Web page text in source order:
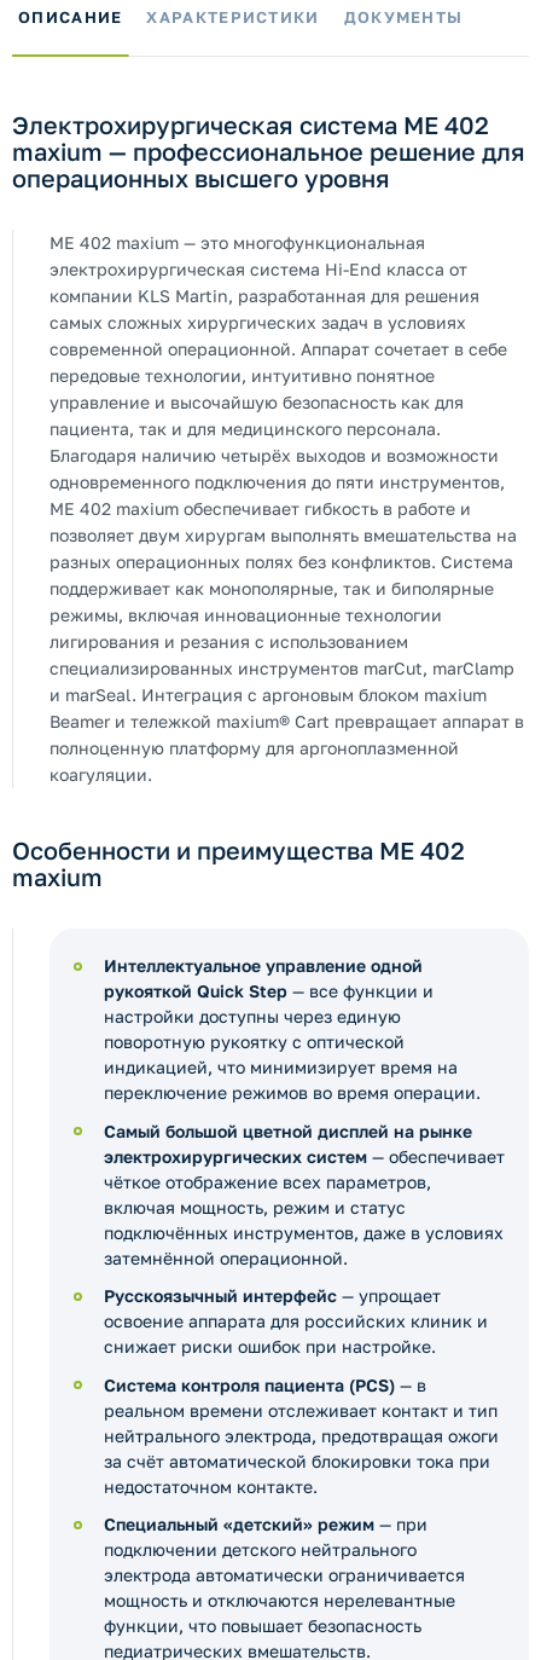
ОПИСАНИЕ ХАРАКТЕРИСТИКИ ДОКУМЕНТЫ
Электрохирургическая система ME 402
maxium — профессиональное решение для
операционных высшего уровня
ME 402 maxium — это многофункциональная
электрохирургическая система Hi-End класса от
компании KLS Martin, разработанная для решения
самых сложных хирургических задач в условиях
современной операционной. Аппарат сочетает в себе
передовые технологии, интуитивно понятное
управление и высочайшую безопасность как для
пациента, так и для медицинского персонала.
Благодаря наличию четырёх выходов и возможности
одновременного подключения до пяти инструментов,
ME 402 maxium обеспечивает гибкость в работе и
позволяет двум хирургам выполнять вмешательства на
разных операционных полях без конфликтов. Система
поддерживает как монополярные, так и биполярные
режимы, включая инновационные технологии
лигирования и резания с использованием
специализированных инструментов marCut, marClamp
и marSeal. Интеграция с аргоновым блоком maxium
Beamer и тележкой maxium® Cart превращает аппарат в
полноценную платформу для аргоноплазменной
коагуляции.
Особенности и преимущества ME 402
maxium
Интеллектуальное управление одной
рукояткой Quick Step — все функции и
настройки доступны через единую
поворотную рукоятку с оптической
индикацией, что минимизирует время на
переключение режимов во время операции.
Самый большой цветной дисплей на рынке
электрохирургических систем — обеспечивает
чёткое отображение всех параметров,
включая мощность, режим и статус
подключённых инструментов, даже в условиях
затемнённой операционной.
Русскоязычный интерфейс — упрощает
освоение аппарата для российских клиник и
снижает риски ошибок при настройке.
Система контроля пациента (PCS) — в
реальном времени отслеживает контакт и тип
нейтрального электрода, предотвращая ожоги
за счёт автоматической блокировки тока при
недостаточном контакте.
Специальный «детский» режим — при
подключении детского нейтрального
электрода автоматически ограничивается
мощность и отключаются нерелевантные
функции, что повышает безопасность
педиатрических вмешательств.